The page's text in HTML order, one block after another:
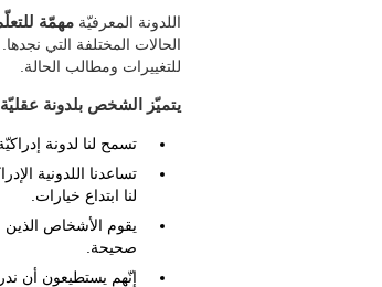
اللدونة المعرفيّة مهمّة
الحالات المختلفة التي
للتغييرات ومطالب الحالة.
يتميّز الشخص بلدونة عقليّة
تسمح لنا لدونة
تساعدنا اللدونية
لنا ابتداع خيارات.
يقوم الأشخاص الذين
صحيحة.
إنّهم يستطيعون أن